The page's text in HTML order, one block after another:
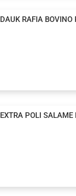
DAUK RAFIA
EXTRA POLI